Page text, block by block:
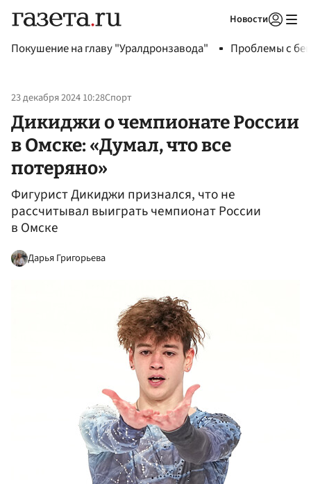
Новости
Покушение на главу "Уралдронзавода" Проблемы с
23 декабря 2024 10:28Спорт
Дикиджи о чемпионате России
в Омске: «Думал, что все
потеряно»
Фигурист Дикиджи признался, что не
рассчитывал выиграть чемпионат России
в Омске
Дарья Григорьева